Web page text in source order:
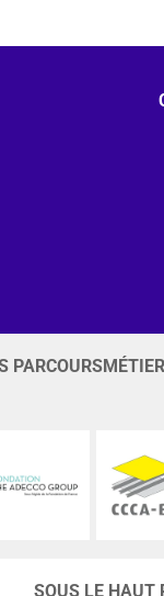
SOUS LE HAUT